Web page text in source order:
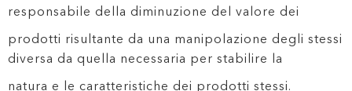
responsabile della diminuzione del valore dei
prodotti risultante da una manipolazione degli stessi
diversa da quella necessaria per stabilire la
natura e le caratteristiche dei prodotti stessi.